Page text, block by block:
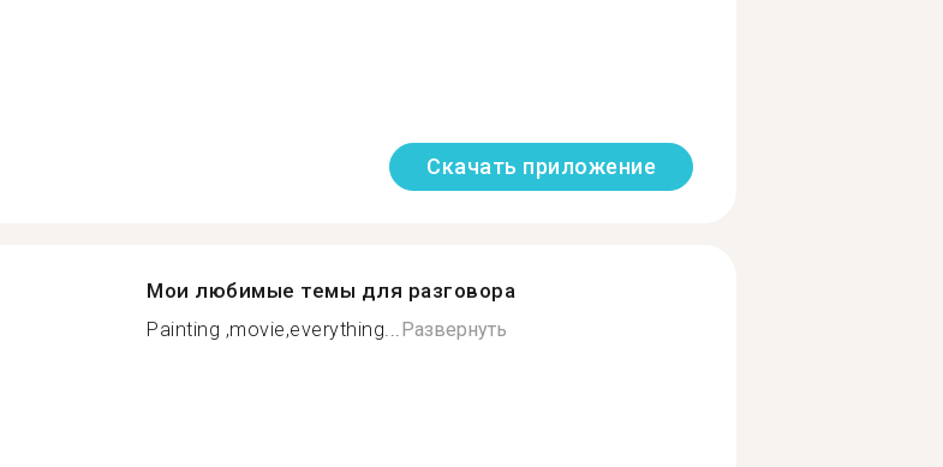
Скачать приложение
Мои любимые темы для разговора
Painting ,movie,everything...Развернуть